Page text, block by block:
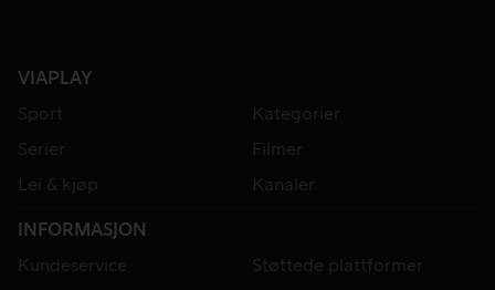
VIAPLAY
Sport
Kategorier
Serier
Filmer
Lei & kjøp
Kanaler
INFORMASJON
Kundeservice
Støttede plattformer